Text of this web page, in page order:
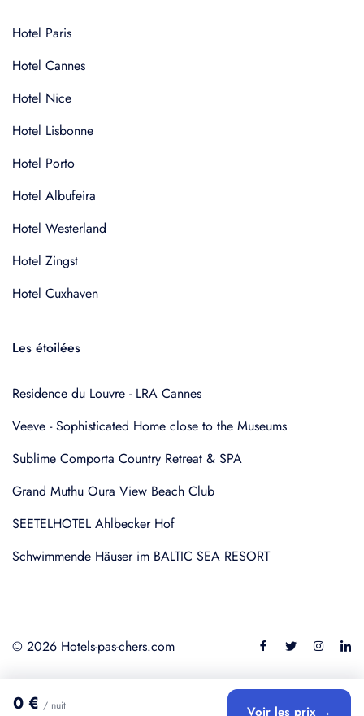
0 € / nuit Voir les prix →
Hotel Paris
Hotel Cannes
Hotel Nice
Hotel Lisbonne
Hotel Porto
Hotel Albufeira
Hotel Westerland
Hotel Zingst
Hotel Cuxhaven
Les étoilées
Residence du Louvre - LRA Cannes
Veeve - Sophisticated Home close to the Museums
Sublime Comporta Country Retreat & SPA
Grand Muthu Oura View Beach Club
SEETELHOTEL Ahlbecker Hof
Schwimmende Häuser im BALTIC SEA RESORT
© 2026 Hotels-pas-chers.com